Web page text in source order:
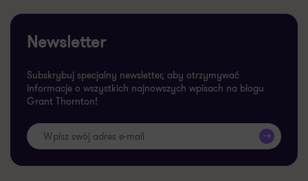
Newsletter
Subskrybuj specjalny newsletter, aby otrzymywać
informacje o wszystkich najnowszych wpisach na blogu
Grant Thornton!
>>